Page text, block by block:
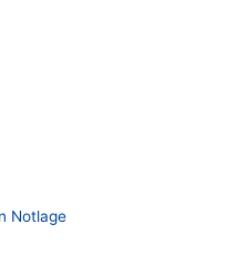
Notlage